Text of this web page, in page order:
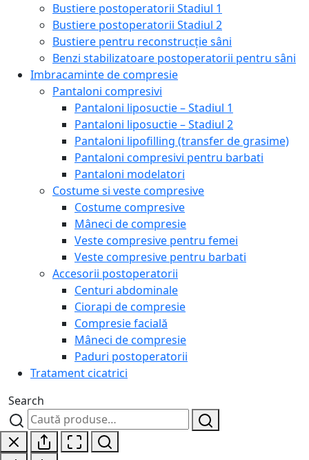
Bustiere postoperatorii Stadiul 1
Bustiere postoperatorii Stadiul 2
Bustiere pentru reconstrucție sâni
Benzi stabilizatoare postoperatorii pentru sâni
Imbracaminte de compresie
Pantaloni compresivi
Pantaloni liposuctie – Stadiul 1
Pantaloni liposuctie – Stadiul 2
Pantaloni lipofilling (transfer de grasime)
Pantaloni compresivi pentru barbati
Pantaloni modelatori
Costume si veste compresive
Costume compresive
Mâneci de compresie
Veste compresive pentru femei
Veste compresive pentru barbati
Accesorii postoperatorii
Centuri abdominale
Ciorapi de compresie
Compresie facială
Mâneci de compresie
Paduri postoperatorii
Tratament cicatrici
Search
Caută
după:
Caută